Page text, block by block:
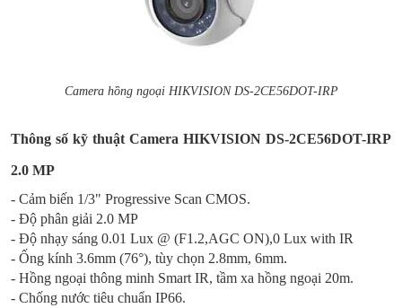
Camera hồng ngoại HIKVISION DS-2CE56DOT-IRP
Thông số kỹ thuật Camera HIKVISION DS-2CE56DOT-IRP
2.0 MP
- Cảm biến 1/3" Progressive Scan CMOS.
- Độ phân giải 2.0 MP
- Độ nhạy sáng 0.01 Lux @ (F1.2,AGC ON),0 Lux with IR
- Ống kính 3.6mm (76°), tùy chọn 2.8mm, 6mm.
- Hồng ngoại thông minh Smart IR, tầm xa hồng ngoại 20m.
- Chống nước tiêu chuẩn IP66.